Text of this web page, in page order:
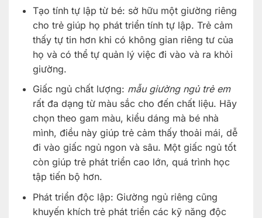
Tạo tính tự lập từ bé: sở hữu một giường riêng
cho trẻ giúp họ phát triển tính tự lập. Trẻ cảm
thấy tự tin hơn khi có không gian riêng tư của
họ và có thể tự quản lý việc đi vào và ra khỏi
giường.
Giấc ngủ chất lượng: mẫu giường ngủ trẻ em
rất đa dạng từ màu sắc cho đến chất liệu. Hãy
chọn theo gam màu, kiểu dáng mà bé nhà
mình, điều này giúp trẻ cảm thấy thoải mái, dễ
đi vào giấc ngủ ngon và sâu. Một giấc ngủ tốt
còn giúp trẻ phát triển cao lớn, quá trình học
tập tiến bộ hơn.
Phát triển độc lập: Giường ngủ riêng cũng
khuyến khích trẻ phát triển các kỹ năng độc